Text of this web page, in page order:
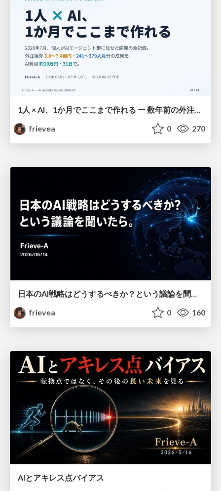
frievea
0 270
日本のAI戦略はどうするべきか？という議論を聞いたら。
frievea
0 160
AIとアキレス点バイアス